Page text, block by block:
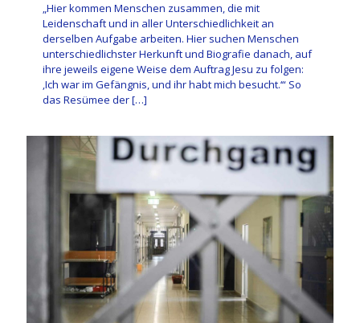
„Hier kommen Menschen zusammen, die mit
Leidenschaft und in aller Unterschiedlichkeit an
derselben Aufgabe arbeiten. Hier suchen Menschen
unterschiedlichster Herkunft und Biografie danach, auf
ihre jeweils eigene Weise dem Auftrag Jesu zu folgen:
‚Ich war im Gefängnis, und ihr habt mich besucht.‘“ So
das Resümee der[…]